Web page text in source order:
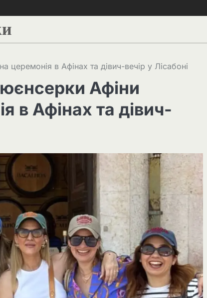
церемонія в Афінах та дівич-вечір у Лісабоні
Афіни
в Афінах та дівич-